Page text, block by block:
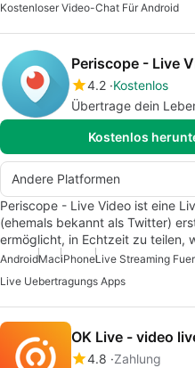
Kostenloser Video-Chat Für Android
Periscope - Live
4.2 Kostenlos
Übertrage dein
Kostenlos
Andere Platformen
Periscope - Live Video ist eine
(ehemals bekannt als Twitter)
ermöglicht, in Echtzeit zu teilen,
AndroidMaciPhoneLive Streaming
Live Uebertragungs Apps
OK Live - video
4.8 Zahlung